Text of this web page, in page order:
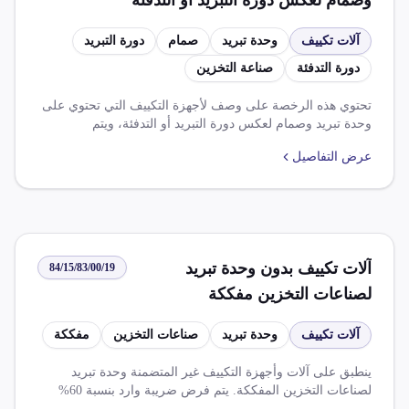
لصناعة التخزين مفككة
آلات تكييف وحدة تبريد صمام
دورة التبريد
دورة التدفئة
صناعة التخزين
تحتوي هذه الرخصة على وصف لأجهزة التكييف التي تحتوي على
وحدة تبريد وصمام لعكس دورة التبريد أو التدفئة، ويتم
عرض التفاصيل
آلات تكييف بدون وحدة تبريد
لصناعات التخزين مفككة
84/15/83/00/19
آلات تكييف وحدة تبريد صناعات التخزين مفككة
ينطبق على آلات وأجهزة التكييف غير المتضمنة وحدة تبريد
لصناعات التخزين المفككة. يتم فرض ضريبة وارد بنسبة 60%